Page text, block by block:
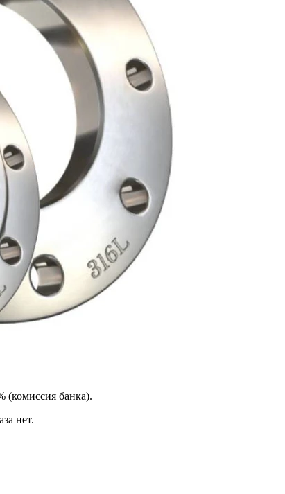
(комиссия банка).
нет.